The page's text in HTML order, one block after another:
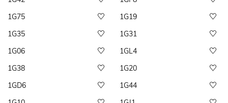
1G75
1G19
1G35
1G31
1G06
1GL4
1G38
1G20
1GD6
1G44